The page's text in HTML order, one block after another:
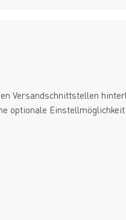
Versandschnittstellen
optionale Einstellmöglichkeit